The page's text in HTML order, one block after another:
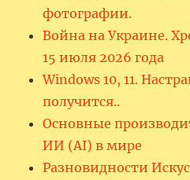
фотографии.
Война на Украине.
15 июля 2026 года
Windows 10, 11.
получится..
Основные
ИИ (AI) в мире
Разновидности